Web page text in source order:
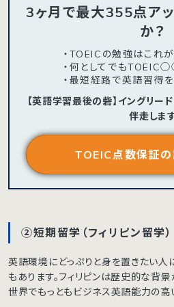
3ヶ月で最大355点アッ
か？
・TOEICの勉強はこれ
・何としてでも
・最短経路で英語習得
【英語学習最後の砦】イングリー
伴走しま
TOEIC点数保証の
②短期留学（フィリピン留学）
英語環境にどっぷりと身を置きたい人
もあります。フィリピンは歴史的な背
世界でもっともビジネス英語能力の高